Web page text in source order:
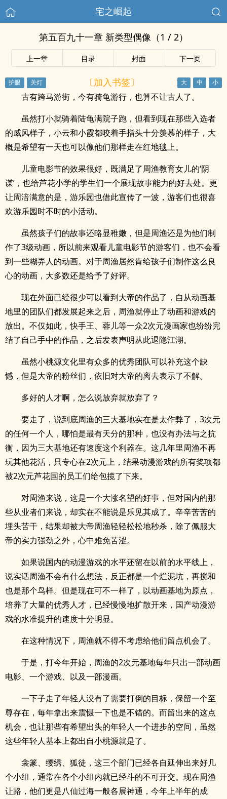
宅之崛起
第五百九十一章 新类型偶像（1 / 2）
上一章 目录 封面 下一页
〔加入书签〕
古有跨马游街，今有骑龟游行，也算不让古人了。
虽然打小就骑着陆龟满院子跑，但看到现在那些入选者
的威风样子，小云和小霞都咬着手指头十分羡慕的样子，大
概是希望有一天也可以像他们那样走在红地毯上。
儿童电影节的效果很好，既满足了周渔教育女儿的‘阴
谋’，也给芦花小学的学生们一个展现故事能力的好去处。更
让周涪满意的是，游乐园也借此宣传了一波，游客们也很喜
欢游乐园时不时的小活动。
虽然孩子们的故事还略显稚嫩，但是周渔还是为他们制
作了3级动画，所以前来观看儿童电影节的游客们，也不会看
到一些糊弄人的动画。对于周渔居然肯给孩子们制作这么良
心的动画，大多数还是给予了好评。
现在外面已经很少可以看到大帝的作品了，自从动画基
地里的团队们都发展起来之后，周渔就停止了动画和游戏的
放出。不仅如此，快手王、蓉儿等一众2次元漫画家也纷纷完
结了自己手中的作品，之后发表声明从此退隐江湖。
虽然小桃源文化里有众多的优秀团队可以补充这个缺
憾，但是大帝的粉丝们，依旧对大帝的离去表示了不解。
多好的人才啊，怎么说放弃就放弃了？
要走了，说到底周渔的三大基地实在是太作弊了，3次元
的任何一个人，哪怕是最有天分的那种，也没有办法与之抗
衡，因为三大基地还有速度这个利器在。这几年里周渔不再
玩其他花活，只专心在2次元上，结果动漫游戏的所有奖项都
被2次元芦花国的员工们给包揽了下来。
对周渔来说，这是一个大涨名望的好事，但对国内的那
些从业者们来说，却实在不能说是乐见其成了。辛辛苦苦的
埋头苦干，结果却被大帝周渔轻轻松松地秒杀，除了佩服大
帝的实力强劲之外，心中难免苦涩。
如果说国内的动漫游戏的水平还留在以前的水平线上，
说实话周渔不会有什么想法，反正都是一个烂泥坑，再搅和
也是那个鸟样。但是现在可不一样了，以动画基地为原点，
培养了大量的优秀人才，已经慢慢地扩散开来，国产动漫游
戏的水准提升的速度十分明显。
在这种情况下，周渔就不得不考虑给他们留点机会了。
于是，打今年开始，周渔的2次元基地每年只出一部动画
电影、一个游戏、以及一部漫画。
一下子走了年轻人没有了需要打倒的目标，保留一个至
尊存在，每年拿出来震慑一下也是不错的。而留出来的这点
机会，也让那些有希望出头的年轻人一个进步的空间，虽然
这些年轻人基本上都出自小桃源就是了。
衾篆、缨绣、狐徒，这三个部门已经各自延伸出来好几
个小组，通常在各个小组内就已经斗的不可开交。现在周渔
让路，他们更是八仙过海一般各展神通，今年上半年的成